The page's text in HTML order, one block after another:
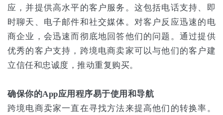
应，并提供高水平的客户服务。这包括电话支持、即
时聊天、电子邮件和社交媒体。对客户反应迅速的电
商企业，会迅速而彻底地回答他们的问题。通过提供
优秀的客户支持，跨境电商卖家可以与他们的客户建
立信任和忠诚度，推动重复购买。
确保你的App应用程序易于使用和导航
跨境电商卖家一直在寻找方法来提高他们的转换率。